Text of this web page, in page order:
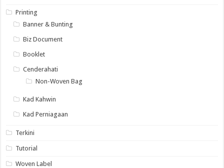
Printing
Banner & Bunting
Biz Document
Booklet
Cenderahati
Non-Woven Bag
Kad Kahwin
Kad Perniagaan
Terkini
Tutorial
Woven Label